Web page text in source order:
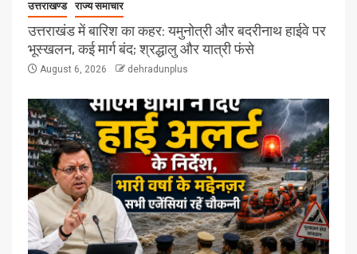
उत्तराखण्ड राज्य समाचार
उत्तराखंड में बारिश का कहर: यमुनोत्री और बदरीनाथ हाईवे पर
भूस्खलन, कई मार्ग बंद; श्रद्धालु और यात्री फंसे
August 6, 2026 dehradunplus